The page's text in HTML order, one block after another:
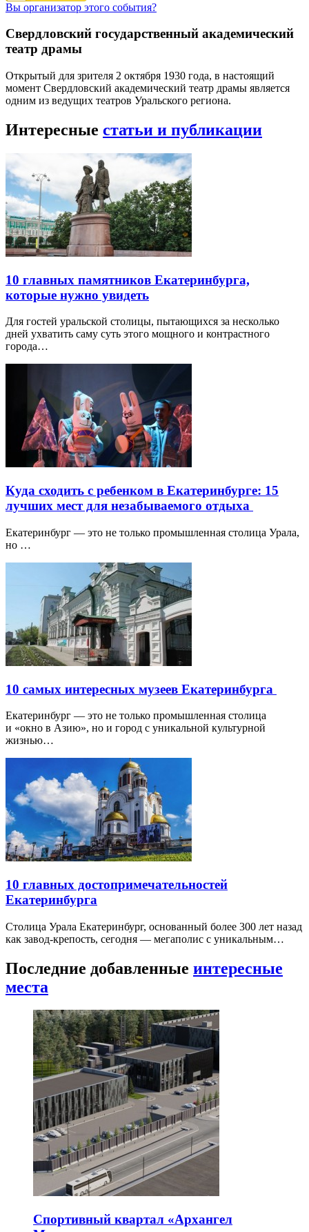
Вы организатор этого события?
Свердловский государственный академический
театр драмы
Открытый для зрителя 2 октября 1930 года, в настоящий
момент Свердловский академический театр драмы является
одним из ведущих театров Уральского региона.
Интересные статьи и публикации
10 главных памятников Екатеринбурга,
которые нужно увидеть
Для гостей уральской столицы, пытающихся за несколько
дней ухватить саму суть этого мощного и контрастного
города…
Куда сходить с ребенком в Екатеринбурге: 15
лучших мест для незабываемого отдыха
Екатеринбург — это не только промышленная столица Урала,
но …
10 самых интересных музеев Екатеринбурга
Екатеринбург — это не только промышленная столица
и «окно в Азию», но и город с уникальной культурной
жизнью…
10 главных достопримечательностей
Екатеринбурга
Столица Урала Екатеринбург, основанный более 300 лет назад
как завод-крепость, сегодня — мегаполис с уникальным…
Последние добавленные интересные
места
Спортивный квартал «Архангел